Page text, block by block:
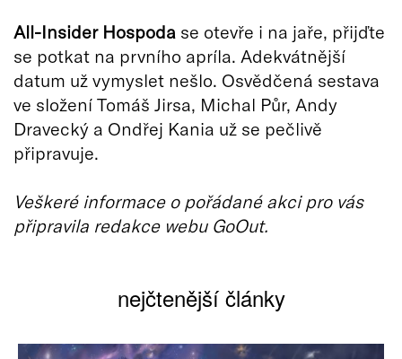
All-Insider Hospoda se otevře i na jaře, přijďte
se potkat na prvního apríla. Adekvátnější
datum už vymyslet nešlo. Osvědčená sestava
ve složení Tomáš Jirsa, Michal Půr, Andy
Dravecký a Ondřej Kania už se pečlivě
připravuje.
Veškeré informace o pořádané akci pro vás
připravila redakce webu GoOut.
nejčtenější články